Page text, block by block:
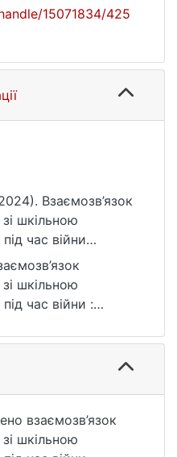
15071834/425
Взаємозв’язок
зі шкільною
час війни
Київський
імені Тараса
15071834/425
зі шкільною
час війни :
Я. Г. Запека. Київ,
15071834/425
взаємозв’язок
зі шкільною